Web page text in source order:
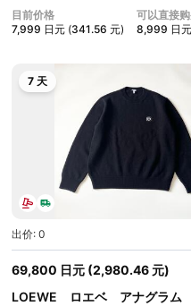
メ...
目前价格
7,999 日元 (341.56 元)
可以直接
8,999 日元
7 天
出价: 0
69,800 日元 (2,980.46 元)
LOEWE ロエベ アナグラ